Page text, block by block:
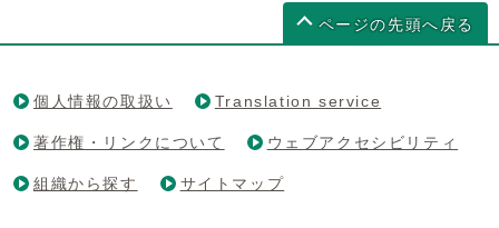
ページの先頭へ戻る
個人情報の取扱い Translation service
著作権・リンクについて ウェブアクセシビリティ
組織から探す サイトマップ